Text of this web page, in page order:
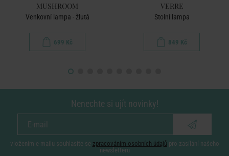
MUSHROOM
Venkovní lampa - žlutá
699 Kč
VERRE
Stolní lampa
849 Kč
Nenechte si ujít novinky!
vložením e-mailu souhlasíte se zpracováním osobních údajů pro zasílání našeho
newsletteru